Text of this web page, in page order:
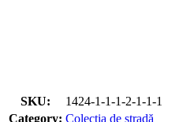
SKU:
1424-1-1-1-2-1-1-1
Category: Colecția de stradă